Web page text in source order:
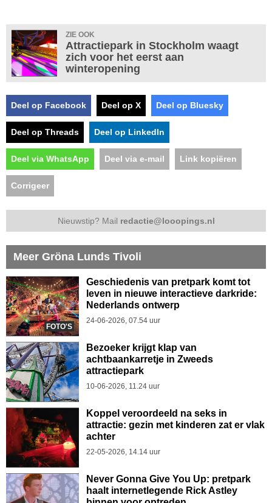
ZIE OOK
Attractiepark in Stockholm waagt
zich voor het eerst aan
winteropening
Deel op Facebook Deel op X Deel op Bluesky
Deel op Threads Deel op LinkedIn
Deel via WhatsApp Deel via e-mail Link kopiëren
Corrigeer
Nieuwstip? Mail redactie@looopings.nl
Meer Gröna Lunds Tivoli
FOTO'S
Geschiedenis van pretpark komt tot
leven in nieuwe interactieve darkride:
Nederlands ontwerp
24-06-2026, 07.54 uur
Bezoeker krijgt klap van
achtbaankarretje in Zweeds
attractiepark
10-06-2026, 11.24 uur
Koppel veroordeeld na seks in
attractie: gezin met kinderen zat er vlak
achter
22-05-2026, 14.14 uur
Never Gonna Give You Up: pretpark
haalt internetlegende Rick Astley